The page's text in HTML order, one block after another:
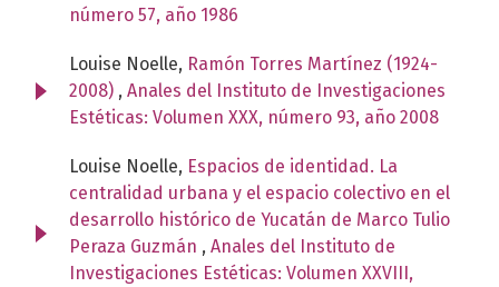
número 57, año 1986
Louise Noelle, Ramón Torres Martínez (1924-
2008) , Anales del Instituto de Investigaciones
Estéticas: Volumen XXX, número 93, año 2008
Louise Noelle, Espacios de identidad. La
centralidad urbana y el espacio colectivo en el
desarrollo histórico de Yucatán de Marco Tulio
Peraza Guzmán , Anales del Instituto de
Investigaciones Estéticas: Volumen XXVIII,